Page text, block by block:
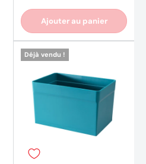
Ajouter au panier
Déjà vendu !